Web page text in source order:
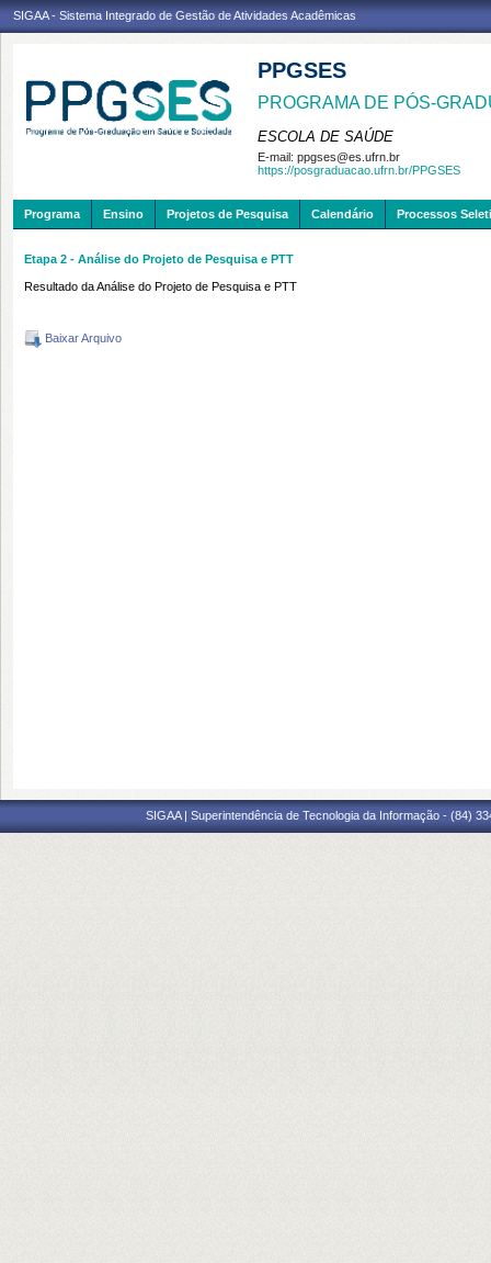
SIGAA - Sistema Integrado de Gestão de Atividades Acadêmicas
PPGSES
PROGRAMA DE PÓS-
ESCOLA DE SAÚDE
E-mail: ppgses@es.ufrn.br
https://posgraduacao.ufrn.br/PPGSES
Programa Ensino Projetos de Pesquisa Calendário Processos
Etapa 2 - Análise do Projeto de Pesquisa e PTT
Resultado da Análise do Projeto de Pesquisa e PTT
Baixar Arquivo
SIGAA | Superintendência de Tecnologia da Informação - (84)